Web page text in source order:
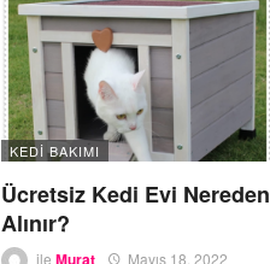
KEDI BAKIMI
Ücretsiz Kedi Evi Nereden
Alınır?
ile Murat Mayıs 18, 2022